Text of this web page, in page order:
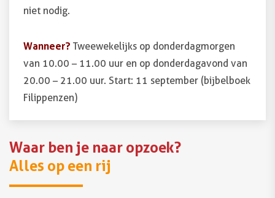
Waar ben je naar opzoek?
Alles op een rij
niet nodig.
Wanneer? Tweewekelijks op donderdagmorgen
van 10.00 – 11.00 uur en op donderdagavond van
20.00 – 21.00 uur. Start: 11 september (bijbelboek
Filippenzen)